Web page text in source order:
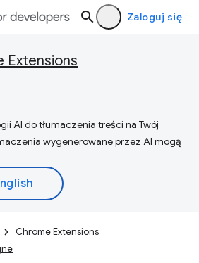
Zaloguj się
Extensions
AI do tłumaczenia treści na Twój
wygenerowane przez AI mogą
Chrome Extensions